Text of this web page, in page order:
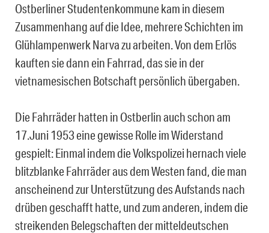
Ostberliner Studentenkommune kam in diesem
Zusammenhang auf die Idee, mehrere Schichten im
Glühlampenwerk Narva zu arbeiten. Von dem Erlös
kauften sie dann ein Fahrrad, das sie in der
vietnamesischen Botschaft persönlich übergaben.
Die Fahrräder hatten in Ostberlin auch schon am
17.Juni 1953 eine gewisse Rolle im Widerstand
gespielt: Einmal indem die Volkspolizei hernach viele
blitzblanke Fahrräder aus dem Westen fand, die man
anscheinend zur Unterstützung des Aufstands nach
drüben geschafft hatte, und zum anderen, indem die
streikenden Belegschaften der mitteldeutschen